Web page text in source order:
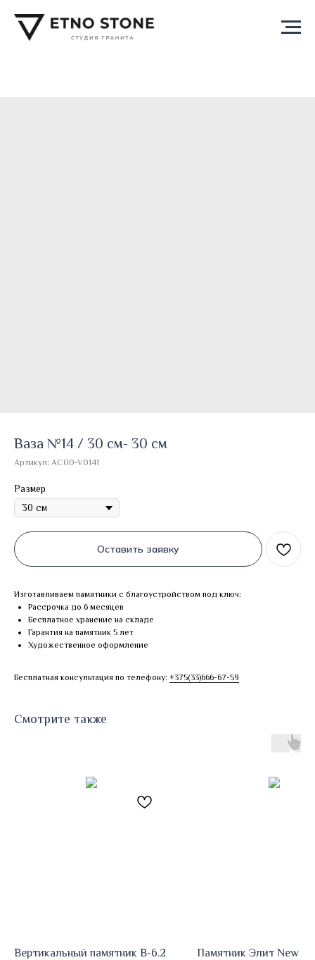
Ваза №14 / 30 см- 30 см
Артикул: AC00-V0141
Размер
Оставить заявку
Изготавливаем памятники с благоустройством под ключ:
Рассрочка до 6 месяцев
Бесплатное хранение на складе
Гарантия на памятник 5 лет
Художественное оформление
Бесплатная консультация по телефону: +375(33)666-67-59
Смотрите также
Вертикальный памятник В-6.2 Памятник Элит New